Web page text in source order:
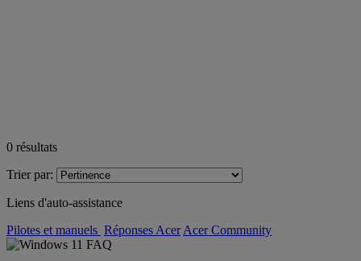
0 résultats
Trier par:
Liens d'auto-assistance
Pilotes et manuels Réponses Acer Acer Community